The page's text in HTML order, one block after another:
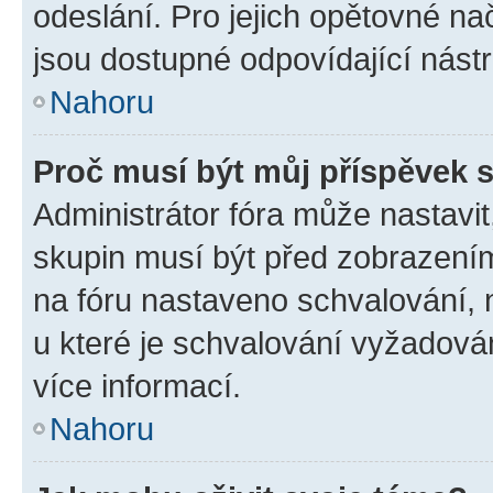
odeslání. Pro jejich opětovné
jsou dostupné odpovídající
Nahoru
Proč musí být můj příspěvek
Administrátor fóra může
skupin musí být před
na fóru nastaveno schvalování,
u které je schvalování
více informací.
Nahoru